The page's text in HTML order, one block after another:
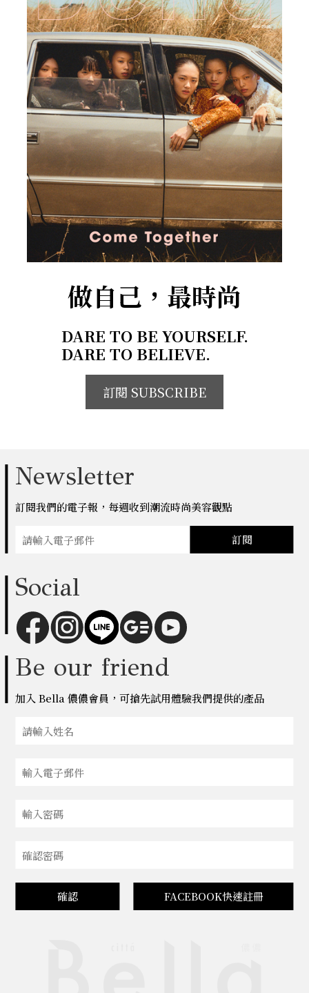
做自己，最時尚
DARE TO BE YOURSELF.
DARE TO BELIEVE.
訂閱 SUBSCRIBE
Newsletter
訂閱我們的電子報，每週收到潮流時尚美容觀點
訂閱
Social
Be our friend
加入 Bella 儂儂會員，可搶先試用體驗我們提供的產品
確認 FACEBOOK快速註冊